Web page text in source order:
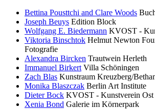
Bettina Pousttchi and Clare Woods
Joseph Beuys Edition Block
Wolfgang E. Biedermann KVOST -
Viktoria Binschtok Helmut Newton
Fotografie
Alexandra Bircken Trautwein Herleth
Immanuel Birkert Villa Schöningen
Zach Blas Kunstraum Kreuzberg/
Monika Blaszczak Berlin Art Institute
Dieter Bock KVOST - Kunstverein Ost
Xenia Bond Galerie im Körnerpark